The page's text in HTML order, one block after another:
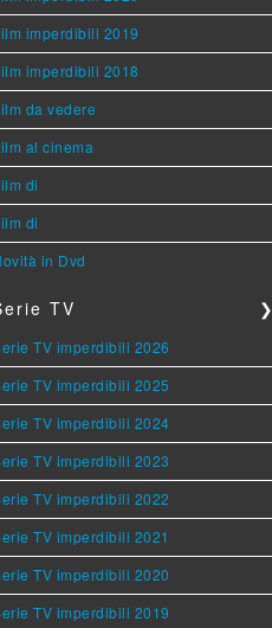
imperdibili 2019
imperdibili 2018
da vedere
al cinema
di
di
in Dvd
TV ❯
TV imperdibili 2026
TV imperdibili 2025
TV imperdibili 2024
TV imperdibili 2023
TV imperdibili 2022
TV imperdibili 2021
TV imperdibili 2020
TV imperdibili 2019